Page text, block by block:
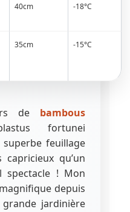
40cm -18°C
35cm -15°C
de bambous
fortunei
superbe feuillage
qu’un
spectacle ! Mon
depuis
jardinière